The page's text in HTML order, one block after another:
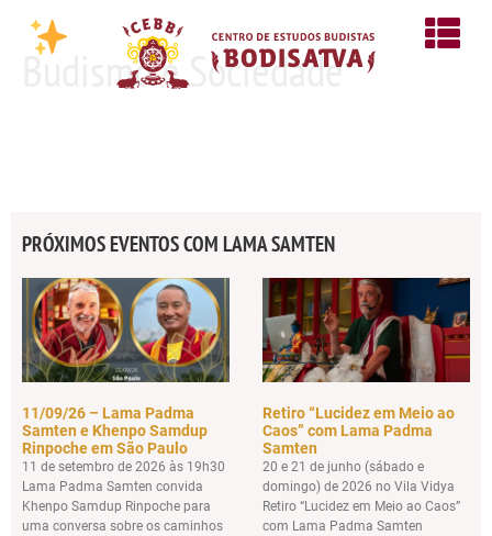
Budismo e Sociedade
PRÓXIMOS EVENTOS COM LAMA SAMTEN
11/09/26 – Lama Padma
Samten e Khenpo Samdup
Rinpoche em São Paulo
11 de setembro de 2026 às 19h30
Lama Padma Samten convida
Khenpo Samdup Rinpoche para
uma conversa sobre os caminhos
Retiro “Lucidez em Meio ao
Caos” com Lama Padma
Samten
20 e 21 de junho (sábado e
domingo) de 2026 no Vila Vidya
Retiro “Lucidez em Meio ao Caos”
com Lama Padma Samten